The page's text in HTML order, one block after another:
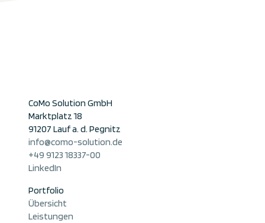
CoMo Solution GmbH
Marktplatz 18
91207 Lauf a. d. Pegnitz
info@como-solution.de
+49 9123 18337-00
LinkedIn
Portfolio
Übersicht
Leistungen